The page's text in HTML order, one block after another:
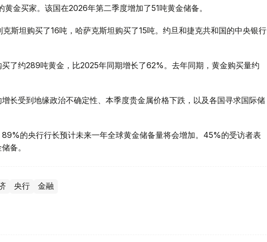
金买家。该国在2026年第二季度增加了51吨黄金储备。
斯坦购买了16吨，哈萨克斯坦购买了15吨。约旦和捷克共和国的中央银行
了约289吨黄金，比2025年同期增长了62%。去年同期，黄金购买量约
长受到地缘政治不确定性、本季度贵金属价格下跌，以及各国寻求国际储
的央行行长预计未来一年全球黄金储备量将会增加。45%的受访者表
备。
央行 金融